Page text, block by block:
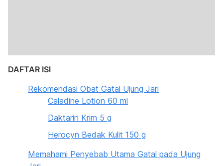
DAFTAR ISI
Rekomendasi Obat Gatal Ujung Jari
Caladine Lotion 60 ml
Daktarin Krim 5 g
Herocyn Bedak Kulit 150 g
Memahami Penyebab Utama Gatal pada Ujung